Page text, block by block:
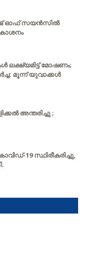
ഓഫ് സയൻസിൽ
ലക്ഷ്യമിട്ട് മോഷണം;
മൂന്ന് യുവാക്കൾ
അന്തരിച്ചു ;
19 സ്ഥിരീകരിച്ചു,